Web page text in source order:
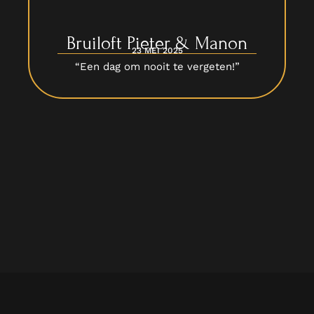
Bruiloft Pieter & Manon
23 MEI 2025
“Een dag om nooit te vergeten!”